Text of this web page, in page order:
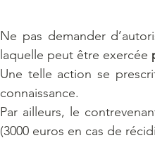
Ne pas demander
laquelle peut être exercée
Une telle action se
connaissance.
Par ailleurs, le
(3000 euros en cas de